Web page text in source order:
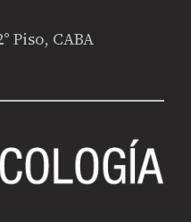
Piso, CABA